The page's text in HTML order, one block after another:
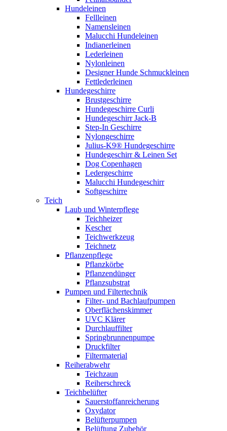
Hundeleinen
Fellleinen
Namensleinen
Malucchi Hundeleinen
Indianerleinen
Lederleinen
Nylonleinen
Designer Hunde Schmuckleinen
Fettlederleinen
Hundegeschirre
Brustgeschirre
Hundegeschirre Curli
Hundegeschirr Jack-B
Step-In Geschirre
Nylongeschirre
Julius-K9® Hundegeschirre
Hundegeschirr & Leinen Set
Dog Copenhagen
Ledergeschirre
Malucchi Hundegeschirr
Softgeschirre
Teich
Laub und Winterpflege
Teichheizer
Kescher
Teichwerkzeug
Teichnetz
Pflanzenpflege
Pflanzkörbe
Pflanzendünger
Pflanzsubstrat
Pumpen und Filtertechnik
Filter- und Bachlaufpumpen
Oberflächenskimmer
UVC Klärer
Durchlauffilter
Springbrunnenpumpe
Druckfilter
Filtermaterial
Reiherabwehr
Teichzaun
Reiherschreck
Teichbelüfter
Sauerstoffanreicherung
Oxydator
Belüfterpumpen
Belüftung Zubehör